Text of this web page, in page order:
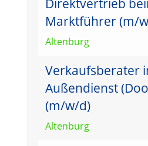
Direktvertrieb
Marktführer (m/
Altenburg
Verkaufsberater
Außendienst
(m/w/d)
Altenburg